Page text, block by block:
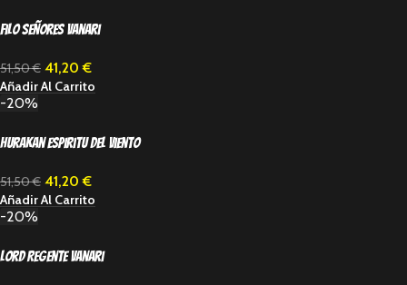
Filo señores vanari
51,50€ 41,20€
Añadir Al Carrito
-20%
Hurakan espiritu del viento
51,50€ 41,20€
Añadir Al Carrito
-20%
Lord Regente Vanari